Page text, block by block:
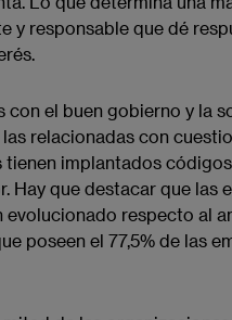
y responsable que dé
el buen gobierno y la
relacionadas con
implantados
Hay que destacar que las
respecto al
poseen el 77,5% de las